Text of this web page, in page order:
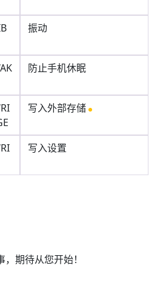
振动
防止手机休眠
写入外部存储
写入设置
期待从您开始！